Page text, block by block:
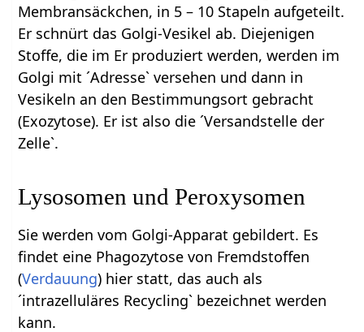
Membransäckchen, in 5 – 10 Stapeln aufgeteilt.
Er schnürt das Golgi-Vesikel ab. Diejenigen
Stoffe, die im Er produziert werden, werden im
Golgi mit ´Adresse` versehen und dann in
Vesikeln an den Bestimmungsort gebracht
(Exozytose). Er ist also die ´Versandstelle der
Zelle`.
Lysosomen und Peroxysomen
Sie werden vom Golgi-Apparat gebildert. Es
findet eine Phagozytose von Fremdstoffen
(Verdauung) hier statt, das auch als
´intrazelluläres Recycling` bezeichnet werden
kann.